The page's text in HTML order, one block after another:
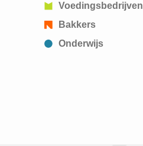
Voedingsbedrijven
Bakkers
Onderwijs